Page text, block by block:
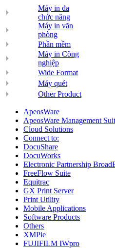
Máy in đa
chức năng
Máy in văn
phòng
Phần mềm
Máy in Công
nghiệp
Wide Format
Máy quét
Other Product
ApeosWare
ApeosWare Management
Cloud Solutions
Connect to:
DocuShare
DocuWorks
Electronic Partnership
FreeFlow Suite
Equitrac
GX Print Server
Print Utility
Mobile Applications
Software Products
Others
XMPie
FUJIFILM IWpro